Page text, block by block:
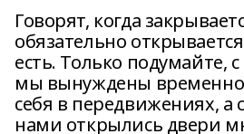
Говорят, когда
обязательно
есть. Только подумайте,
мы вынуждены
себя в передвижениях, а
нами открылись двери